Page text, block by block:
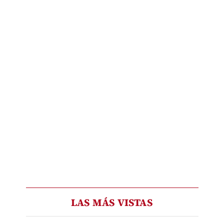
LAS MÁS VISTAS